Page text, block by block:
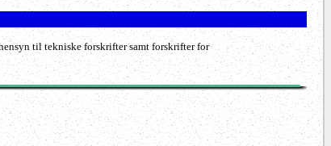
til tekniske forskrifter samt forskrifter for